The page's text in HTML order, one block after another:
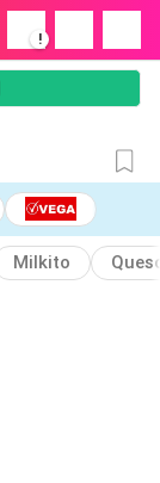
!
Milkito